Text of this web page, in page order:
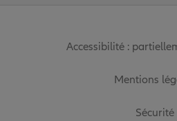
Accessibilité :
Mentions
Sécurité